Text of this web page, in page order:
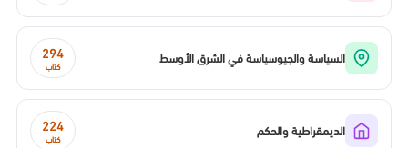
السياسة والجيوسياسة في الشرق الأوسط 294
كتاب
الديمقراطية والحكم 224
كتاب